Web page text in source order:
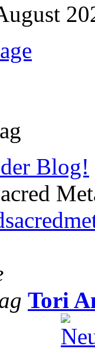
Blog!
Tori